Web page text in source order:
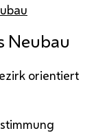
Neubau
orientiert